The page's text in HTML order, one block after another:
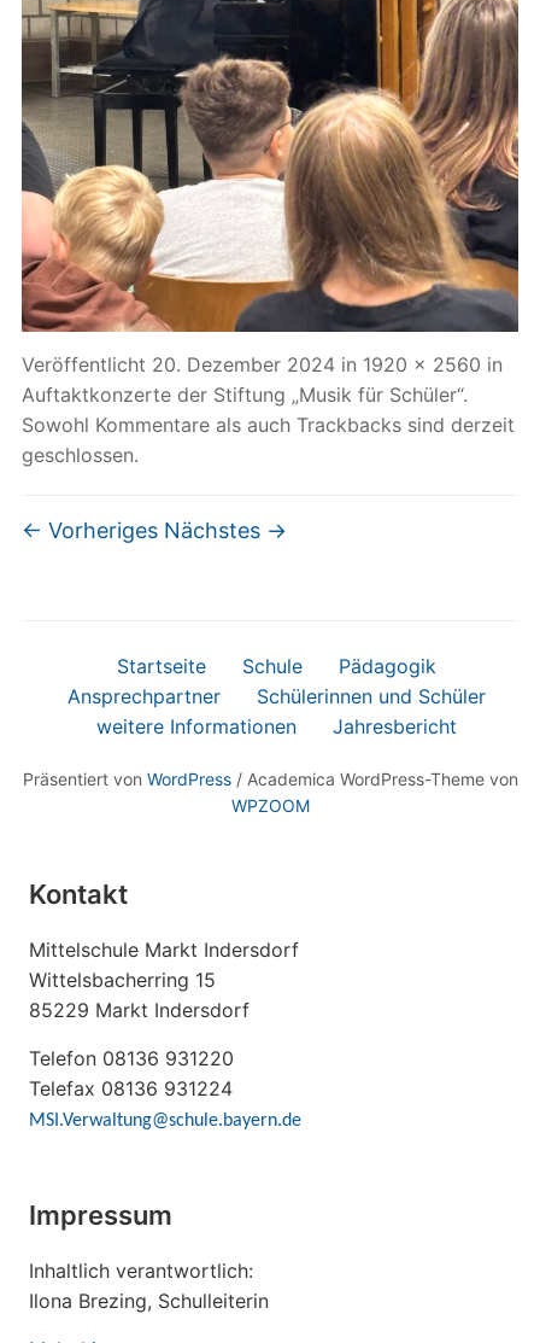
Veröffentlicht 20. Dezember 2024in 1920 × 2560 in
Auftaktkonzerte der Stiftung „Musik für Schüler“.
Sowohl Kommentare als auch Trackbacks sind derzeit
geschlossen.
← Vorheriges Nächstes →
Startseite Schule
Pädagogik
Ansprechpartner
Schülerinnen und Schüler
weitere Informationen
Jahresbericht
Präsentiert von WordPress/ Academica WordPress-Theme von
WPZOOM
Kontakt
Mittelschule Markt Indersdorf
Wittelsbacherring 15
85229 Markt Indersdorf
Telefon 08136 931220
Telefax 08136 931224
MSI.Verwaltung@schule.bayern.de
Impressum
Inhaltlich verantwortlich:
Ilona Brezing, Schulleiterin